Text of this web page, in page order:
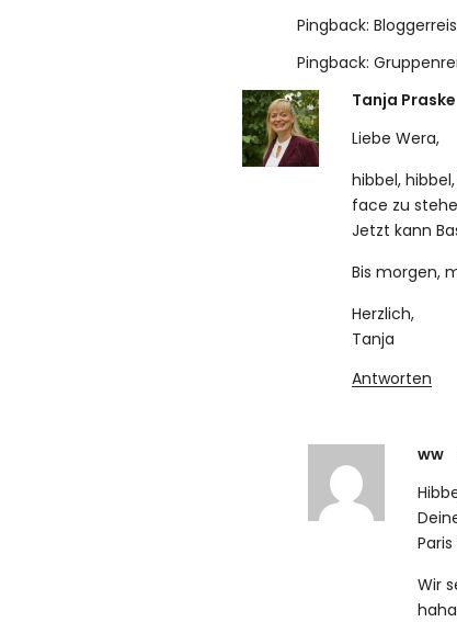
Pingback:
Pingback:
Tanja Praske
Liebe Wera,
hibbel,
face zu
Jetzt kann
Bis morgen,
Herzlich,
Tanja
Antworten
ww
Wir